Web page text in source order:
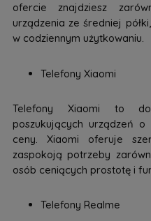
ofercie znajdziesz
urządzenia ze średniej
w codziennym użytkowaniu.
Telefony Xiaomi
Telefony Xiaomi to
poszukujących urządzeń
ceny. Xiaomi oferuje
zaspokoją potrzeby
osób ceniących prostotę i
Telefony Realme